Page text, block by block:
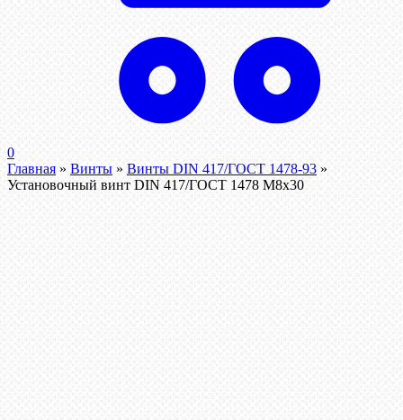
0
Главная » Винты » Винты DIN 417/ГОСТ 1478-93 »
Установочный винт DIN 417/ГОСТ 1478 М8х30